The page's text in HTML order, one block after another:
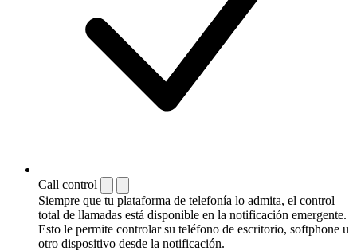
Call control
Siempre que tu plataforma de telefonía lo admita, el control
total de llamadas está disponible en la notificación emergente.
Esto le permite controlar su teléfono de escritorio, softphone u
otro dispositivo desde la notificación.